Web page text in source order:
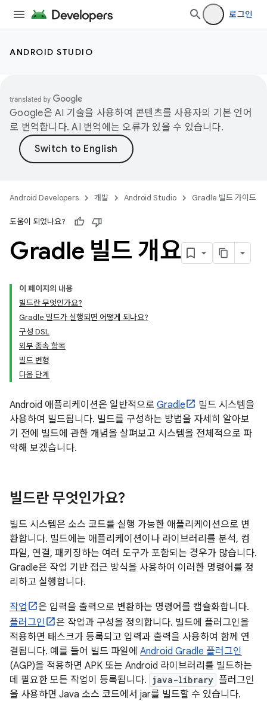
로그인
ANDROID STUDIO
Google은 AI 기술을 사용하여 콘텐츠를 사용자의 기본 언어
로 번역합니다. AI 번역에는 오류가 있을 수 있습니다.
Android Developers 개발 Android Studio Gradle 빌드 가이드
도움이 되었나요?
Gradle 빌드 개요
이 페이지의 내용
빌드란 무엇인가요?
Gradle 빌드가 실행되면 어떻게 되나요?
구성 DSL
외부 종속 항목
빌드 변형
다음 단계
Android 애플리케이션은 일반적으로 Gradle
빌드 시스템을
사용하여 빌드됩니다. 빌드를 구성하는 방법을 자세히 알아보
기 전에 빌드에 관한 개념을 살펴보고 시스템을 전체적으로 파
악해 보겠습니다.
빌드란 무엇인가요?
빌드 시스템은 소스 코드를 실행 가능한 애플리케이션으로 변
환합니다. 빌드에는 애플리케이션이나 라이브러리를 분석, 컴
파일, 연결, 패키징하는 여러 도구가 포함되는 경우가 많습니다.
Gradle은 작업 기반 접근 방식을 사용하여 이러한 명령어를 정
리하고 실행합니다.
작업
은 입력을 출력으로 변환하는 명령어를 캡슐화합니다.
플러그인
은 작업과 구성을 정의합니다. 빌드에 플러그인을
적용하면 태스크가 등록되고 입력과 출력을 사용하여 함께 연
결됩니다. 예를 들어 빌드 파일에 Android Gradle 플러그인
(AGP)을 적용하면 APK 또는 Android 라이브러리를 빌드하는
데 필요한 모든 작업이 등록됩니다. java-library 플러그인
을 사용하면 Java 소스 코드에서 jar를 빌드할 수 있습니다.